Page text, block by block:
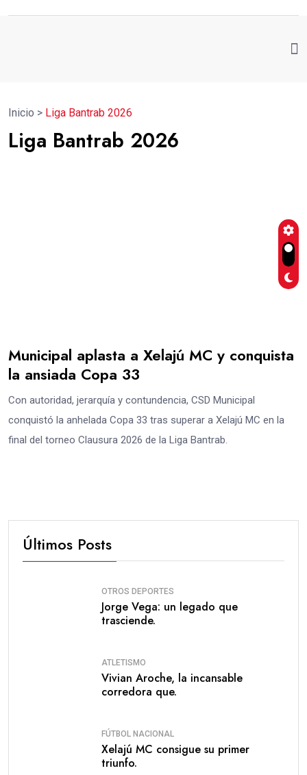
Inicio > Liga Bantrab 2026
Liga Bantrab 2026
Municipal aplasta a Xelajú MC y conquista
la ansiada Copa 33
Con autoridad, jerarquía y contundencia, CSD Municipal
conquistó la anhelada Copa 33 tras superar a Xelajú MC en la
final del torneo Clausura 2026 de la Liga Bantrab.
Últimos Posts
OTROS DEPORTES
Jorge Vega: un legado que
trasciende.
ATLETISMO
Vivian Aroche, la incansable
corredora que.
FÚTBOL NACIONAL
Xelajú MC consigue su primer
triunfo.